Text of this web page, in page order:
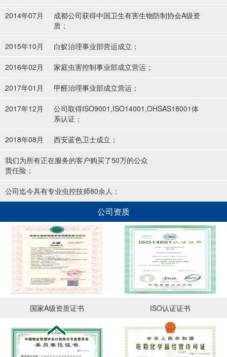
2014年07月
成都公司获得中国卫生有害生物防制协会A级资
质；
2015年10月 白蚁治理事业部营运成立；
2016年02月 家庭虫害控制事业部成立营运；
2017年01月 甲醛治理事业部成立营运；
2017年12月
公司取得ISO9001,ISO14001,OHSAS18001体
系认证；
2018年08月 西安蓝色卫士成立；
我们为所有正在服务的客户购买了50万的公众
责任险；
公司迄今具有专业虫控技师80余人；
公司资质
国家A级资质证书 ISO认证证书